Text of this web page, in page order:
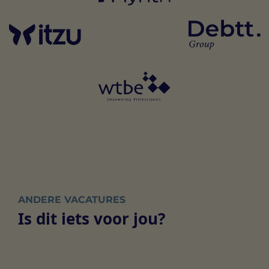
ANDERE VACATURES
Is dit iets voor jou?